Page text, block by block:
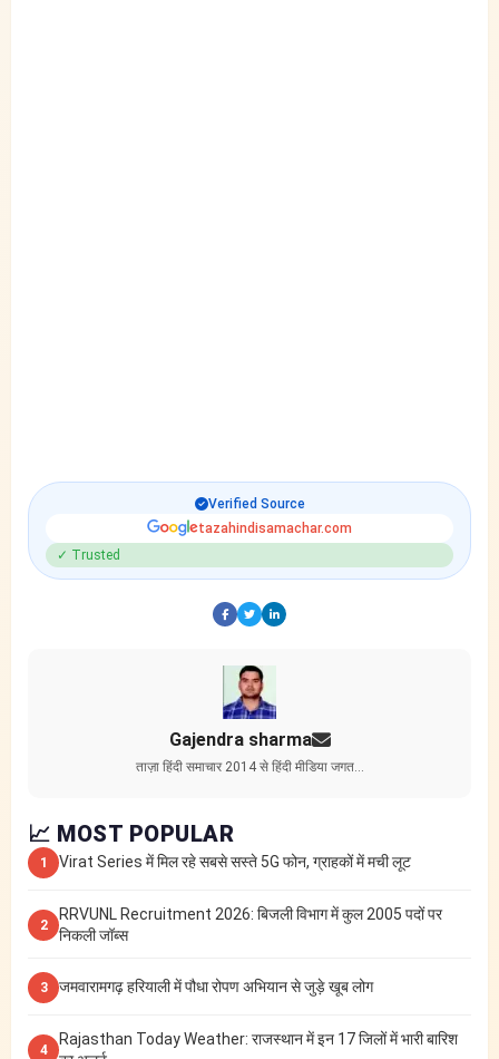
Verified Source
tazahindisamachar.com
✓ Trusted
Gajendra sharma
ताज़ा हिंदी समाचार 2014 से हिंदी मीडिया जगत…
📈 MOST POPULAR
1 Virat Series में मिल रहे सबसे सस्ते 5G फोन, ग्राहकों में मची लूट
2
RRVUNL Recruitment 2026: बिजली विभाग में कुल 2005 पदों पर
निकली जॉब्स
3 जमवारामगढ़ हरियाली में पौधा रोपण अभियान से जुड़े खूब लोग
4
Rajasthan Today Weather: राजस्थान में इन 17 जिलों में भारी बारिश